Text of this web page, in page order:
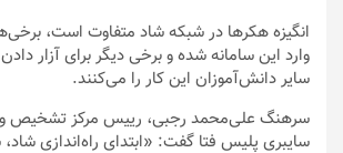
انگیزه هکرها در شبکه‌ شاد متفاوت است،
وارد این سامانه شده و برخی دیگر برای آزار
سایر دانش‌آموزان این کار را می‌کنند.
سرهنگ علی‌محمد رجبی، رییس مرکز تشخیص و
سایبری پلیس فتا گفت: «ابتدای راه‌اندازی